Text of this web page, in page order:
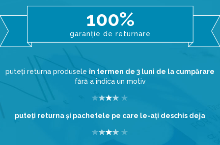
100%
garanție de returnare
puteți returna produsele în termen de 3 luni de la cumpărare
fără a indica un motiv
puteţi returna şi pachetele pe care le-aţi deschis deja